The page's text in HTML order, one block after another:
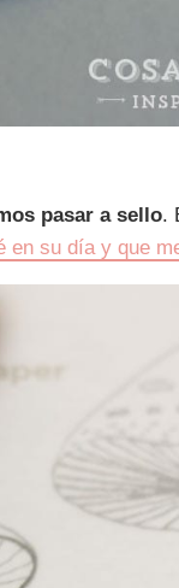
pasar a sello.
en su día y que